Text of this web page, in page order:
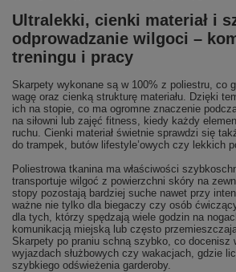
Ultralekki, cienki materiał i
odprowadzanie wilgoci –
treningu i pracy
Skarpety wykonane są w 100% z poliestru, co
wagę oraz cienką strukturę materiału. Dzięki
ich na stopie, co ma ogromne znaczenie
na siłowni lub zajęć fitness, kiedy każdy
ruchu. Cienki materiał świetnie sprawdzi się
do trampek, butów lifestyle’owych czy lekkich
Poliestrowa tkanina ma właściwości
transportuje wilgoć z powierzchni skóry na
stopy pozostają bardziej suche nawet przy
ważne nie tylko dla biegaczy czy osób
dla tych, którzy spędzają wiele godzin na
komunikacją miejską lub często
Skarpety po praniu schną szybko, co docenisz
wyjazdach służbowych czy wakacjach, gdzie
szybkiego odświeżenia garderoby.